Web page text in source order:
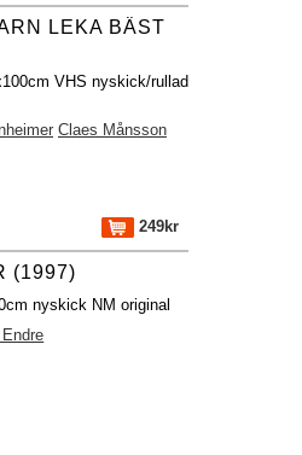
LEKA BÄST
VHS nyskick/rullad
Claes Månsson
249kr
(1997)
nyskick NM original
Endre